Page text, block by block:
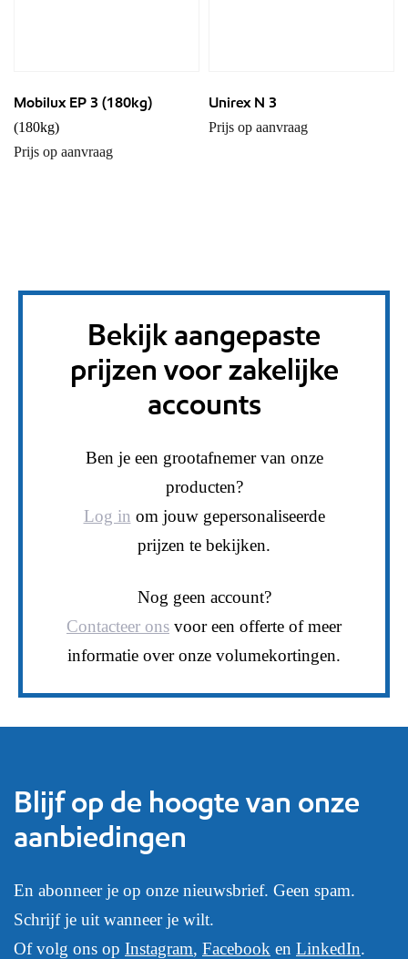
Mobilux EP 3 (180kg)
(180kg)
Prijs op aanvraag
Unirex N 3
Prijs op aanvraag
Bekijk aangepaste
prijzen voor zakelijke
accounts
Ben je een grootafnemer van onze
producten?
Log in om jouw gepersonaliseerde
prijzen te bekijken.
Nog geen account?
Contacteer ons voor een offerte of meer
informatie over onze volumekortingen.
Blijf op de hoogte van onze
aanbiedingen
En abonneer je op onze nieuwsbrief. Geen spam.
Schrijf je uit wanneer je wilt.
Of volg ons op Instagram, Facebook en LinkedIn.